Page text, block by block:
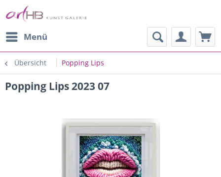
Menü
Übersicht Popping Lips
Popping Lips 2023 07